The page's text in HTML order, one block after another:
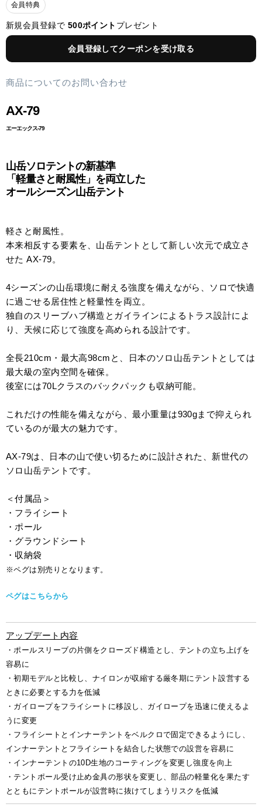
会員特典
新規会員登録で 500ポイント プレゼント
会員登録してクーポンを受け取る
商品についてのお問い合わせ
AX-79
エーエックス-79
山岳ソロテントの新基準
「軽量さと耐風性」を両立した
オールシーズン山岳テント
軽さと耐風性。
本来相反する要素を、山岳テントとして新しい次元で成立さ
せた AX-79。
4シーズンの山岳環境に耐える強度を備えながら、ソロで快適
に過ごせる居住性と軽量性を両立。
独自のスリーブハブ構造とガイラインによるトラス設計によ
り、天候に応じて強度を高められる設計です。
全長210cm・最大高98cmと、日本のソロ山岳テントとしては
最大級の室内空間を確保。
後室には70Lクラスのバックパックも収納可能。
これだけの性能を備えながら、最小重量は930gまで抑えられ
ているのが最大の魅力です。
AX-79は、日本の山で使い切るために設計された、新世代の
ソロ山岳テントです。
＜付属品＞
・フライシート
・ポール
・グラウンドシート
・収納袋
※ペグは別売りとなります。
ペグはこちらから
アップデート内容
・ポールスリーブの片側をクローズド構造とし、テントの立ち上げを
容易に
・初期モデルと比較し、ナイロンが収縮する厳冬期にテント設営する
ときに必要とする力を低減
・ガイロープをフライシートに移設し、ガイロープを迅速に使えるよ
うに変更
・フライシートとインナーテントをベルクロで固定できるようにし、
インナーテントとフライシートを結合した状態での設営を容易に
・インナーテントの10D生地のコーティングを変更し強度を向上
・テントポール受け止め金具の形状を変更し、部品の軽量化を果たす
とともにテントポールが設営時に抜けてしまうリスクを低減